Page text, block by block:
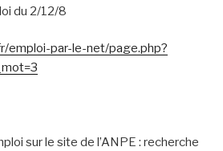
du 2/12/8
emploi-par-le-net/page.php?
sur le site de l’ANPE : recherche